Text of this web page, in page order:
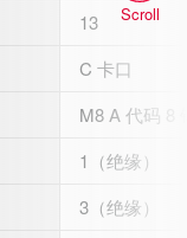
13
C 卡口
M8 A 代码 8
1（绝缘）
3（绝缘）
Scroll